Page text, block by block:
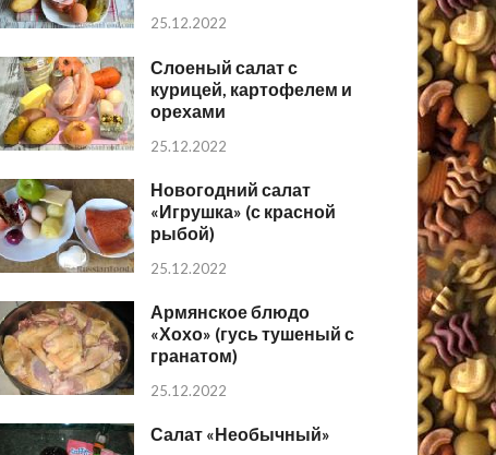
25.12.2022
Слоеный салат с
курицей, картофелем и
орехами
25.12.2022
Новогодний салат
«Игрушка» (с красной
рыбой)
25.12.2022
Армянское блюдо
«Хохо» (гусь тушеный с
гранатом)
25.12.2022
Салат «Необычный»